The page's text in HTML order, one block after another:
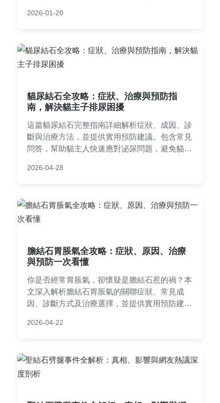
2026-01-20
貓尿結石全攻略：症狀、治療與預防指
南，解決貓主子排尿困擾
這篇貓尿結石完整指南詳細解析症狀、成因、診
斷與治療方法，並提供實用預防建議。包含常見
問答，幫助貓主人快速應對泌尿問題，避免貓咪
識，讓你的愛貓遠離健康風險。
2026-04-28
膽結石胃脹氣全攻略：症狀、原因、治療
與預防一次看懂
你是否經常胃脹氣，卻懷疑是膽結石惹的禍？本
文深入解析膽結石胃脹氣的關聯症狀、常見成
因、診斷方式及治療選擇，並提供實用預防建
2026-04-22